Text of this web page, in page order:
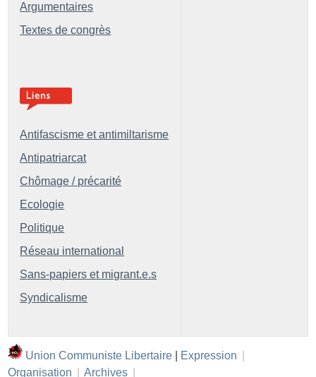
Argumentaires
Textes de congrès
Antifascisme et antimiltarisme
Antipatriarcat
Chômage / précarité
Ecologie
Politique
Réseau international
Sans-papiers et migrant.e.s
Syndicalisme
Union Communiste Libertaire Expression
Organisation
Archives